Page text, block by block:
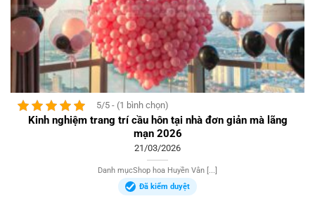
5/5 - (1 bình chọn)
Kinh nghiệm trang trí cầu hôn tại nhà đơn giản mà lãng
mạn 2026
21/03/2026
Danh mụcShop hoa Huyền Vân [...]
Đã kiểm duyệt